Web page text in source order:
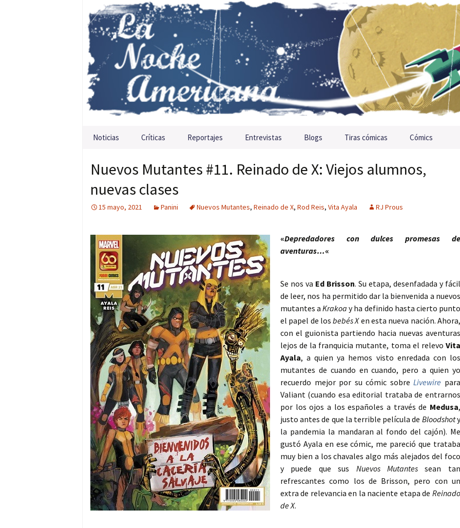
Saltar al contenido
Noticias Críticas Reportajes Entrevistas Blogs Tiras cómicas Cómics
Nuevos Mutantes #11. Reinado de X: Viejos alumnos,
nuevas clases
15 mayo, 2021 Panini Nuevos Mutantes, Reinado de X, Rod Reis, Vita Ayala RJ Prous
«Depredadores con dulces promesas de
aventuras…«
Se nos va Ed Brisson. Su etapa, desenfadada y fácil
de leer, nos ha permitido dar la bienvenida a nuevos
mutantes aKrakoa y ha definido hasta cierto punto
el papel de losbebés Xen esta nueva nación. Ahora,
con el guionista partiendo hacia nuevas aventuras
lejos de la franquicia mutante, toma el relevo Vita
Ayala, a quien ya hemos visto enredada con los
mutantes de cuando en cuando, pero a quien yo
recuerdo mejor por su cómic sobreLivewire para
Valiant (cuando esa editorial trataba de entrarnos
por los ojos a los españoles a través de Medusa,
justo antes de que la terrible película de Bloodshoty
la pandemia la mandaran al fondo del cajón). Me
gustó Ayala en ese cómic, me pareció que trataba
muy bien a los chavales algo más alejados del foco
y puede que sus Nuevos Mutantes sean tan
refrescantes como los de Brisson, pero con un
extra de relevancia en la naciente etapa de Reinado
de X.